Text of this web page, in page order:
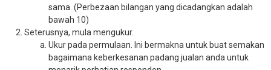
sama. (Perbezaan bilangan yang dicadangkan adalah
bawah 10)
Seterusnya, mula mengukur.
Ukur pada permulaan. Ini bermakna untuk buat semakan
bagaimana keberkesanan padang jualan anda untuk